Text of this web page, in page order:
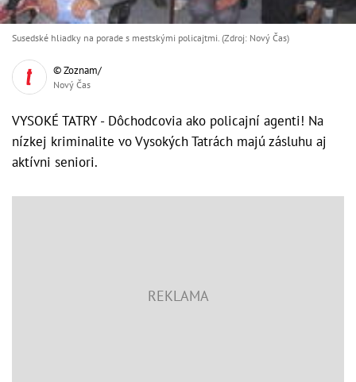
Susedské hliadky na porade s mestskými policajtmi. (Zdroj: Nový Čas)
© Zoznam/
Nový Čas
VYSOKÉ TATRY - Dôchodcovia ako policajní agenti! Na
nízkej kriminalite vo Vysokých Tatrách majú zásluhu aj
aktívni seniori.